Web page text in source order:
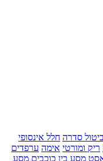
ביטול סדרה חלל אינסופי
ריק ומורטי אימה ערפדים
מסע בין כוכבים מסע